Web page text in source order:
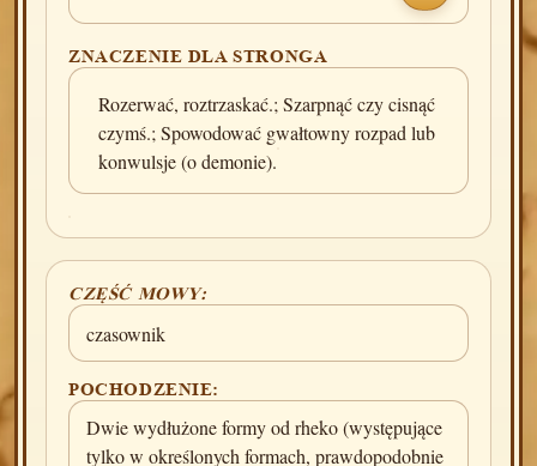
ZNACZENIE DLA STRONGA
Rozerwać, roztrzaskać.; Szarpnąć czy cisnąć
czymś.; Spowodować gwałtowny rozpad lub
konwulsje (o demonie).
CZĘŚĆ MOWY:
czasownik
POCHODZENIE:
Dwie wydłużone formy od rheko (występujące
tylko w określonych formach, prawdopodobnie